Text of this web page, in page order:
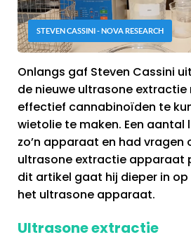
STEVEN CASSINI - NOVA RESEARCH
Onlangs gaf Steven Cassini
de nieuwe ultrasone
effectief cannabinoïden te
wietolie te maken. Een aantal
zo’n apparaat en had vragen
ultrasone extractie apparaat
dit artikel gaat hij dieper in op
het ultrasone apparaat.
Ultrasone extractie